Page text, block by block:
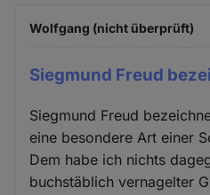
Wolfgang (nicht überprüft)
Siegmund Freud
Siegmund Freud
eine besondere Art einer
Dem habe ich nichts
buchstäblich vernagelter